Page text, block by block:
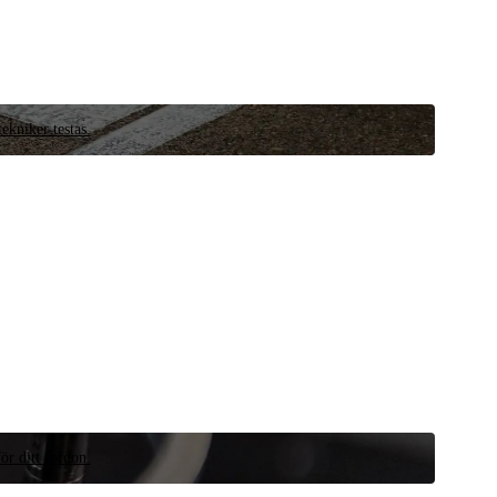
testas.
ditt fordon.